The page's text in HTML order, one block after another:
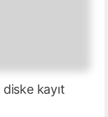
diske kayıt